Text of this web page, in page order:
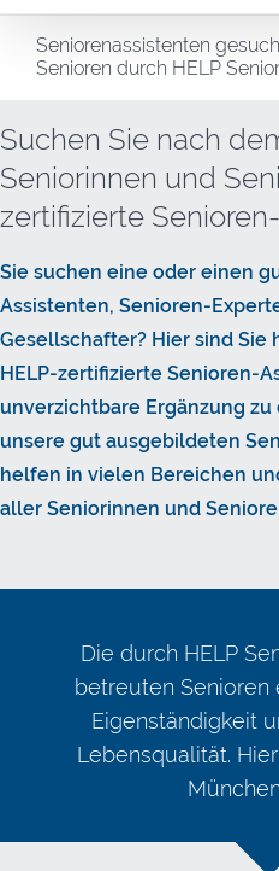
Seniorenassistenten
Senioren durch HELP
Suchen Sie nach
Seniorinnen und
zertifizierte
Sie suchen eine oder einen
Assistenten, Senioren-
Gesellschafter? Hier sind
HELP-zertifizierte Senioren-
unverzichtbare Ergänzung zu
unsere gut ausgebildeten
helfen in vielen Bereichen
aller Seniorinnen und
Die durch HELP
betreuten Senioren
Eigenständigkeit
Lebensqualität.